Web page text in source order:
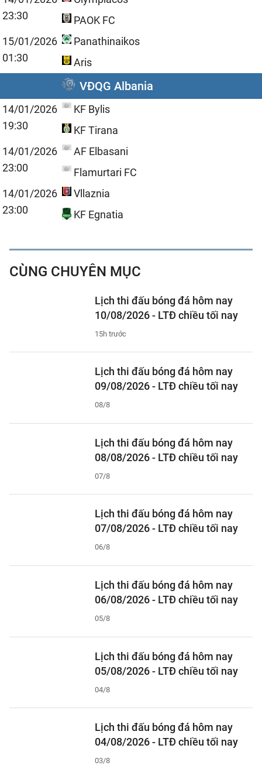
23:30
PAOK FC
15/01/2026
01:30
Panathinaikos
Aris
VĐQG Albania
14/01/2026
19:30
KF Bylis
KF Tirana
14/01/2026
23:00
AF Elbasani
Flamurtari FC
14/01/2026
23:00
Vllaznia
KF Egnatia
CÙNG CHUYÊN MỤC
Lịch thi đấu bóng đá hôm nay
10/08/2026 - LTĐ chiều tối nay
15h trước
Lịch thi đấu bóng đá hôm nay
09/08/2026 - LTĐ chiều tối nay
08/8
Lịch thi đấu bóng đá hôm nay
08/08/2026 - LTĐ chiều tối nay
07/8
Lịch thi đấu bóng đá hôm nay
07/08/2026 - LTĐ chiều tối nay
06/8
Lịch thi đấu bóng đá hôm nay
06/08/2026 - LTĐ chiều tối nay
05/8
Lịch thi đấu bóng đá hôm nay
05/08/2026 - LTĐ chiều tối nay
04/8
Lịch thi đấu bóng đá hôm nay
04/08/2026 - LTĐ chiều tối nay
03/8